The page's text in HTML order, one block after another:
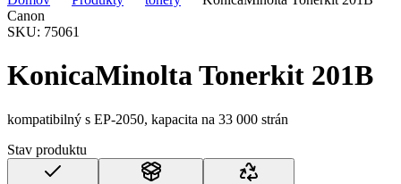
Canon
SKU: 75061
KonicaMinolta Tonerkit 201B
kompatibilný s EP-2050, kapacita na 33 000 strán
Stav produktu